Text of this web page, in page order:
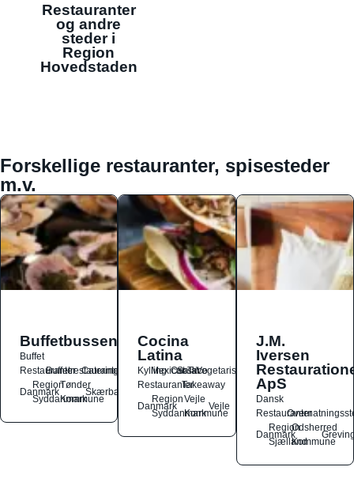
Restauranter
og andre
steder i
Region
Hovedstaden
Forskellige restauranter, spisesteder
m.v.
Buffetbussen
Buffet
Restauranter
Buffetrestauranter
Catering
Danmark
Region
Syddanmark
Tønder
Kommune
Skærbæk
Cocina
Latina
Kylling
Mexicansk
OstSalat
TacoVegetarisk
RestauranterTakeaway
Danmark
Region
Syddanmark
Vejle
Kommune
Vejle
J.M.
Iversen
ApS
Dansk
Restauranter
Danmark
Region
Sjælland
Odsherred
Kommune